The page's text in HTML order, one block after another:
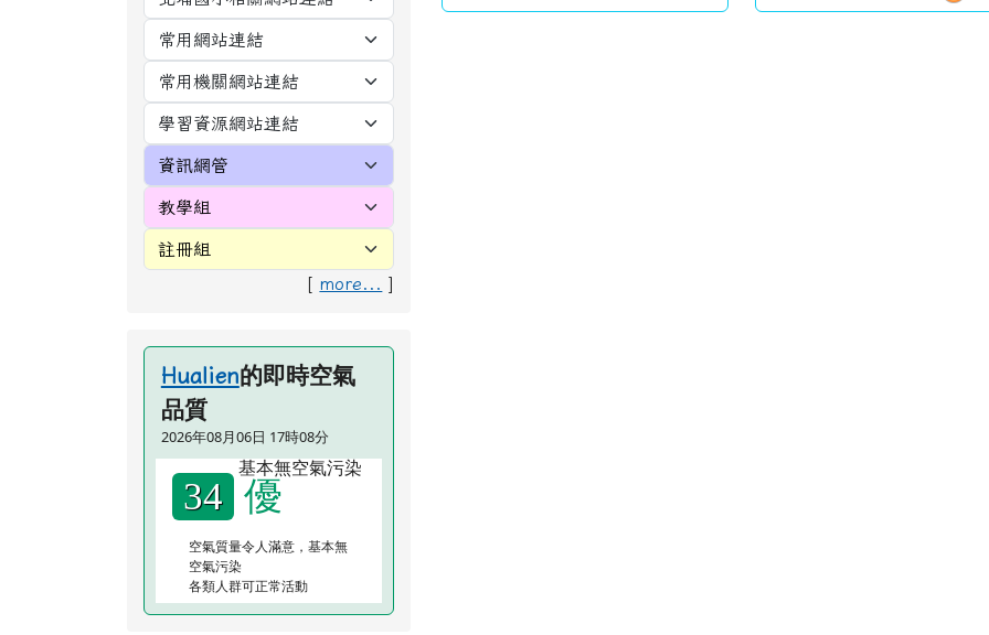
[more...
Hualien的即時空氣
品質
2026年08月06日 17時08分